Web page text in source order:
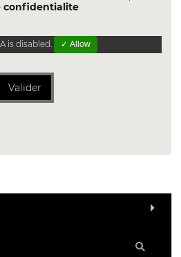
confidentialite
is disabled. ✓ Allow
Valider